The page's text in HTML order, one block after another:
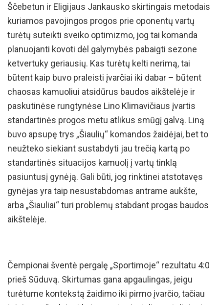
Ščebetun ir Eligijaus Jankausko skirtingais metodais
kuriamos pavojingos progos prie oponentų vartų
turėtų suteikti sveiko optimizmo, jog tai komanda
planuojanti kovoti dėl galymybės pabaigti sezone
ketvertuky geriausių. Kas turėtų kelti nerimą, tai
būtent kaip buvo praleisti įvarčiai iki dabar – būtent
chaosas kamuoliui atsidūrus baudos aikštelėje ir
paskutinėse rungtynėse Lino Klimavičiaus įvartis
standartinės progos metu atlikus smūgį galvą. Liną
buvo apsupę trys „Šiaulių“ komandos žaidėjai, bet to
neužteko siekiant sustabdyti jau trečią kartą po
standartinės situacijos kamuolį į vartų tinklą
pasiuntusį gynėją. Gali būti, jog rinktinei atstotavęs
gynėjas yra taip nesustabdomas antrame aukšte,
arba „Šiauliai“ turi problemų stabdant progas baudos
aikštelėje.
Čempionai šventė pergalę „Sportimoje“ rezultatu 4:0
prieš Sūduvą. Skirtumas gana apgaulingas, jeigu
turėtume kontekstą žaidimo iki pirmo įvarčio, tačiau